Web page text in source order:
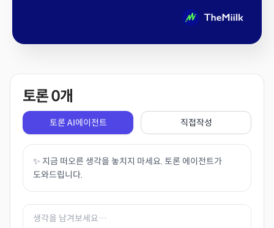
토론0개
토론 AI에이전트 직접작성
✨ 지금 떠오른 생각을 놓치지 마세요. 토론 에이전트가
도와드립니다.